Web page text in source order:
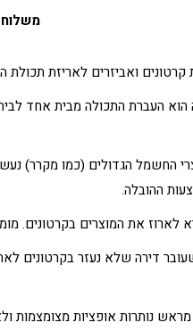
קרטונים ואביזרים לאריזת תכולת
העברת התכולה מבית אחד
החשמל הגדולים (כמו מקרר)
ההובלה.
לארוז את המוצרים בקרטונים.
דירה שלא נעזר בקרטונים
נותרות אופציות מצומצמות